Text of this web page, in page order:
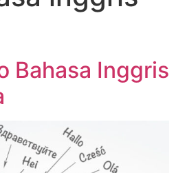
Bahasa Inggris